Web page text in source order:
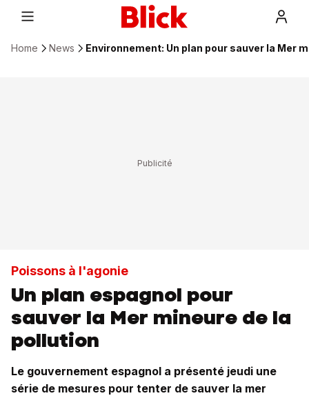
Home News Environnement: Un plan pour sauver la Mer
Poissons à l'agonie
Un plan espagnol pour
sauver la Mer mineure de la
pollution
Le gouvernement espagnol a présenté jeudi une
série de mesures pour tenter de sauver la mer